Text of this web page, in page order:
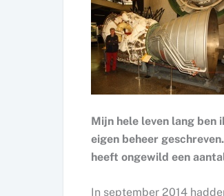
Mijn hele leven lang ben
eigen beheer
heeft ongewild een
In september 2014